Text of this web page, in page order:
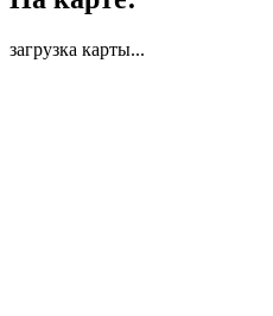
загрузка карты...